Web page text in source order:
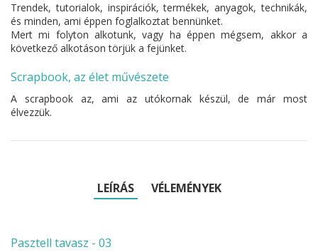
Trendek, tutorialok, inspirációk, termékek, anyagok, technikák,
és minden, ami éppen foglalkoztat bennünket.
Mert mi folyton alkotunk, vagy ha éppen mégsem, akkor a
következő alkotáson törjük a fejünket.
Scrapbook, az élet művészete
A scrapbook az, ami az utókornak készül, de már most
élvezzük.
LEÍRÁS VÉLEMÉNYEK
Pasztell tavasz - 03